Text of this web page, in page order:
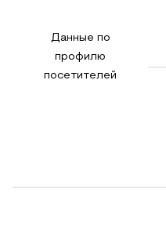
Данные по
профилю
посетителей